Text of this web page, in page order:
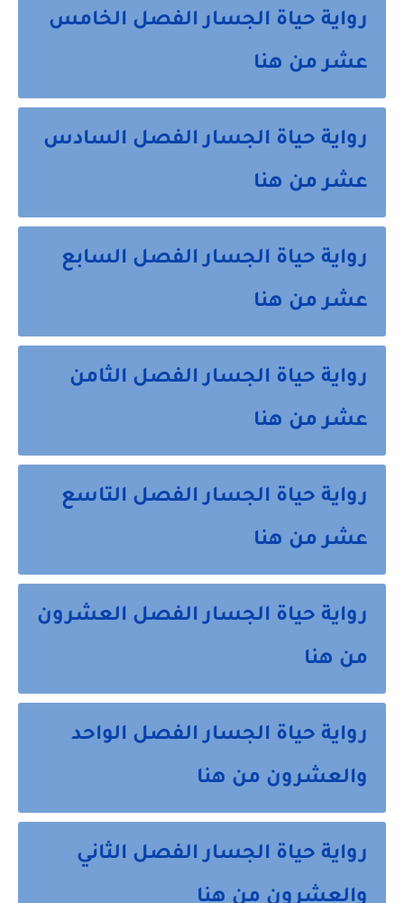
رواية حياة الجسار الفصل الخامس
عشر من هنا
رواية حياة الجسار الفصل السادس
عشر من هنا
رواية حياة الجسار الفصل السابع
عشر من هنا
رواية حياة الجسار الفصل الثامن
عشر من هنا
رواية حياة الجسار الفصل التاسع
عشر من هنا
رواية حياة الجسار الفصل العشرون
من هنا
رواية حياة الجسار الفصل الواحد
والعشرون من هنا
رواية حياة الجسار الفصل الثاني
والعشرون من هنا